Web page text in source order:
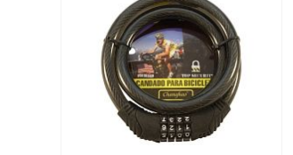
Купить в 1 клик Сравнение
В избранное В наличии